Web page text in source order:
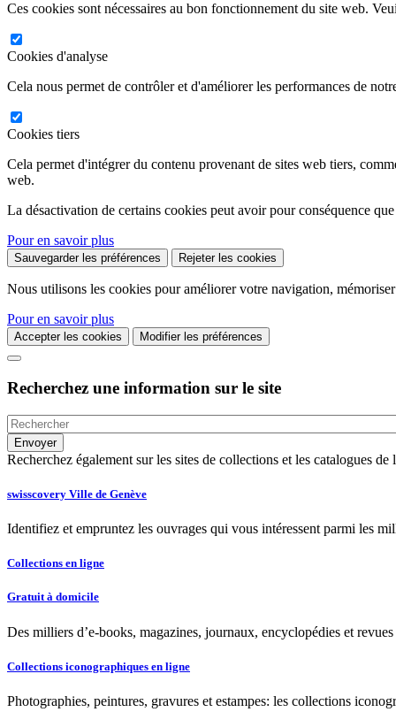
Ces cookies sont nécessaires au bon fonctionnement du site web.
Cookies d'analyse
Cela nous permet de contrôler et d'améliorer les performances de
Cookies tiers
Cela permet d'intégrer du contenu provenant de sites web tiers,
web.
La désactivation de certains cookies peut avoir pour conséquence
Pour en savoir plus
Sauvegarder les préférences Rejeter les cookies
Nous utilisons les cookies pour améliorer votre navigation,
Pour en savoir plus
Accepter les cookies Modifier les préférences
Recherchez une information sur le site
Recherchez également sur les sites de collections et les catalogues
swisscovery Ville de Genève
Identifiez et empruntez les ouvrages qui vous intéressent parmi les
Collections en ligne
Gratuit à domicile
Des milliers d’e-books, magazines, journaux, encyclopédies et
Collections iconographiques en ligne
Photographies, peintures, gravures et estampes: les collections